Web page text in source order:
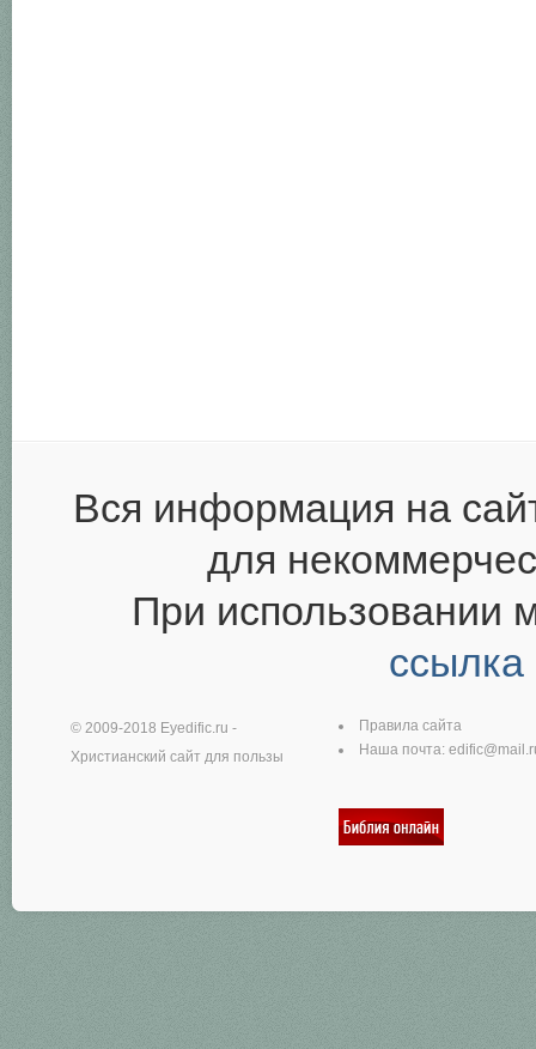
Вся информация на
для
При использовании
ссылка
© 2009-2018 Eyedific.ru -
Христианский сайт для пользы
Правила сайта
Наша почта: